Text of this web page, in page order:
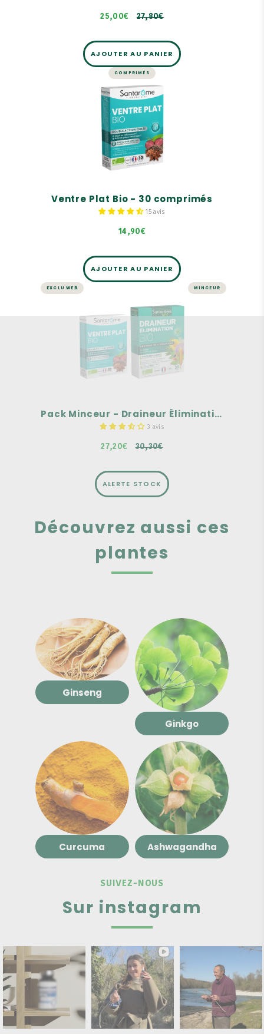
25,00€ 27,80€
AJOUTER AU PANIER
COMPRIMÉS
Ventre Plat Bio - 30 comprimés
15 avis
14,90€
MINCEUR
Ventre Plat Bio - 30 comprimés
Pour une double action ciblée spéciale ventre
Réduit les ballonements
Brûle les graisses abdominales
AJOUTER AU PANIER
EXCLU WEB MINCEUR
Pack Minceur - Draineur Élimination / Ventre plat
3 avis
27,20€ 30,30€
MINCEUR
Pack Minceur - Draineur
Élimination / Ventre plat
Un duo complémentaire qui favorise la perte de
Draineur élimination Bio : Fortement dosé en
Reine des près Bio : 2000 mg
30,30€
ALERTE STOCK
Découvrez aussi ces
plantes
Ginseng
Ginkgo
Curcuma Ashwagandha
SUIVEZ-NOUS
Sur instagram